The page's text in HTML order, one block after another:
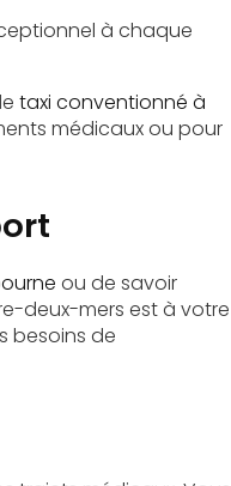
à chaque
taxi conventionné à
médicaux ou pour
ou de savoir
deux-mers est à votre
besoins de